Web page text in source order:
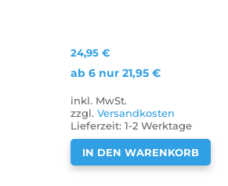
24,95€
ab 6 nur21,95€
inkl. MwSt.
zzgl.Versandkosten
Lieferzeit:1-2 Werktage
IN DEN WARENKORB